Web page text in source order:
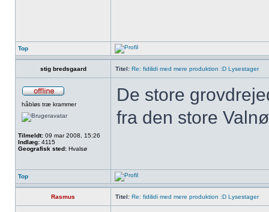
Top
stig bredsgaard Titel: Re: fidilidi med mere produktion :D Lysestager
håbløs træ krammer
Tilmeldt: 09 mar 2008, 15:26
Indlæg: 4115
Geografisk sted: Hvalsø
De store
fra den store
Top
Rasmus Titel: Re: fidilidi med mere produktion :D Lysestager